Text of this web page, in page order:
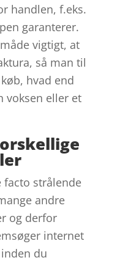
handlen, f.eks.
garanterer.
vigtigt, at
så man til
hvad end
voksen eller et
strålende
andre
og derfor
internet
du